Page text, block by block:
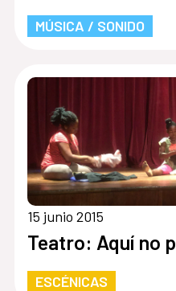
MÚSICA / SONIDO
15 junio 2015
Teatro: Aquí no
ESCÉNICAS